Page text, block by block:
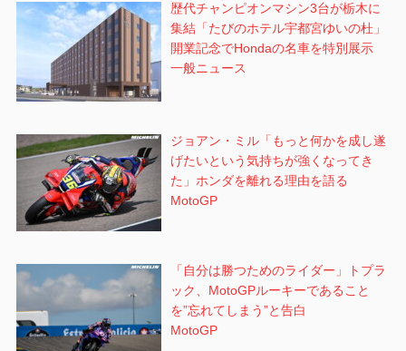
歴代チャンピオンマシン3台が栃木に
集結「たびのホテル宇都宮ゆいの杜」
開業記念でHondaの名車を特別展示
一般ニュース
ジョアン・ミル「もっと何かを成し遂
げたいという気持ちが強くなってき
た」ホンダを離れる理由を語る
MotoGP
「自分は勝つためのライダー」トプラ
ック、MotoGPルーキーであること
を”忘れてしまう”と告白
MotoGP